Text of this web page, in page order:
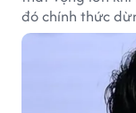
đó chính thức
2026.